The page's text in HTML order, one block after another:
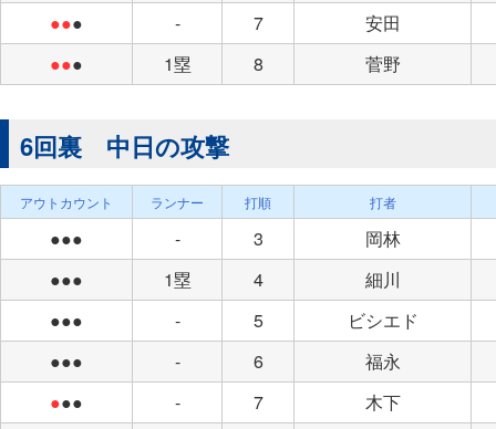
●●● - 7
安田
●●● 1塁 8 菅野
6回裏 中日の攻撃
アウトカウント ランナー 打順 打者
●●● - 3
岡林
●●●
1塁 4
細川
●●●
- 5
ビシエド
●●●
- 6
福永
●●● - 7
木下